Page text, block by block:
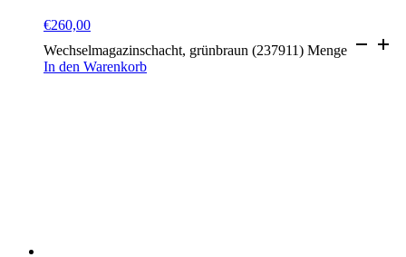
€260,00
Wechselmagazinschacht, grünbraun (237911) Menge
In den Warenkorb